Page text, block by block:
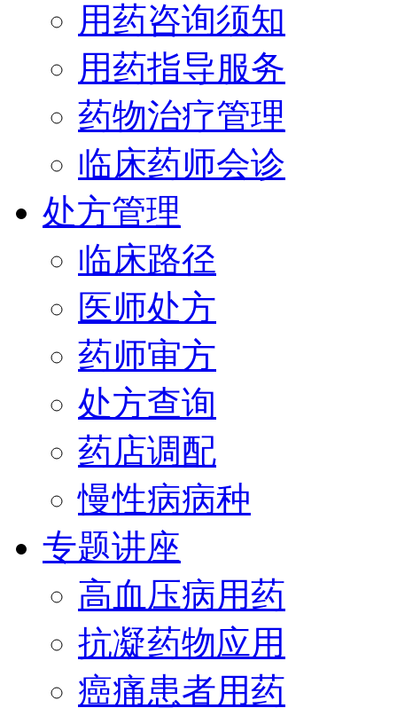
用药咨询须知
用药指导服务
药物治疗管理
临床药师会诊
处方管理
临床路径
医师处方
药师审方
处方查询
药店调配
慢性病病种
专题讲座
高血压病用药
抗凝药物应用
癌痛患者用药